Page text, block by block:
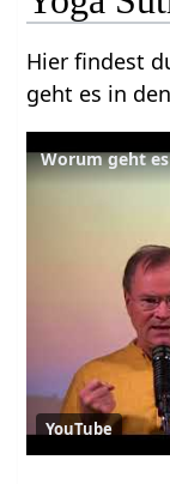
Hier findest
geht es in
Worum geht
YouTube